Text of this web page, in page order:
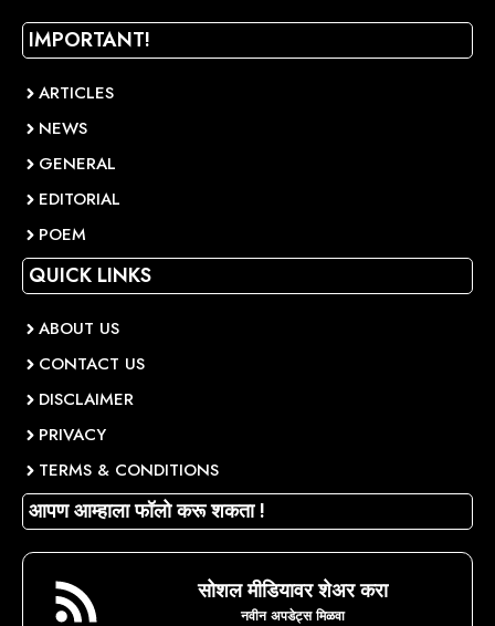
IMPORTANT!
ARTICLES
NEWS
GENERAL
EDITORIAL
POEM
QUICK LINKS
ABOUT US
CONTACT US
DISCLAIMER
PRIVACY
TERMS & CONDITIONS
आपण आम्हाला फॉलो करू शकता !
सोशल मीडियावर शेअर करा
नवीन अपडेट्स मिळवा